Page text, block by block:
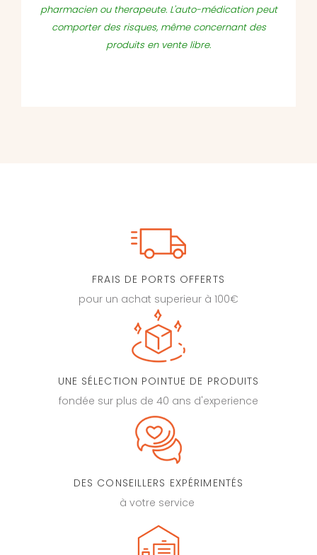
pharmacien ou therapeute. L'auto-médication peut
comporter des risques, même concernant des
produits en vente libre.
FRAIS DE PORTS OFFERTS
pour un achat superieur à 100€
UNE SÉLECTION POINTUE DE PRODUITS
fondée sur plus de 40 ans d'experience
DES CONSEILLERS EXPÉRIMENTÉS
à votre service